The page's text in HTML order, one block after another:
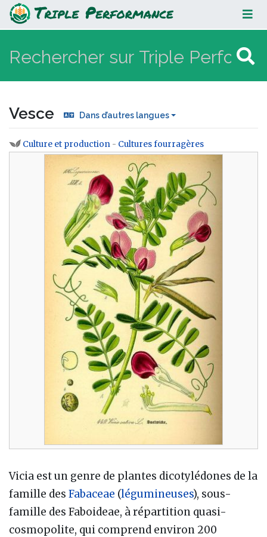
Vesce
Vesce Dans d’autres langues
Aller à :navigation,rechercher
Culture et production - Cultures fourragères
Vicia est un genre de plantes dicotylédones de la
famille des Fabaceae (légumineuses), sous-
famille des Faboideae, à répartition quasi-
cosmopolite, qui comprend environ 200